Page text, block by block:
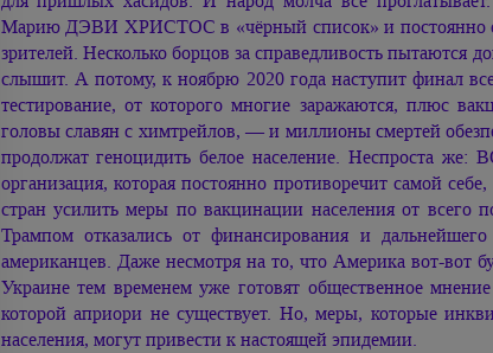
Марию ДЭВИ ХРИСТОС в «чёрный список» и
зрителей. Несколько борцов за справедливость
слышит. А потому, к ноябрю 2020 года наступит финал
тестирование, от которого многие заражаются, плюс
головы славян с химтрейлов, — и миллионы смертей
продолжат геноцидить белое население. Неспроста же:
организация, которая постоянно противоречит самой
стран усилить меры по вакцинации населения от
Трампом отказались от финансирования и
американцев. Даже несмотря на то, что Америка вот-вот
Украине тем временем уже готовят общественное
которой априори не существует. Но, меры, которые
населения, могут привести к настоящей эпидемии.